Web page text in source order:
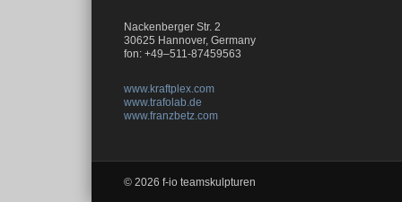
Nackenberger Str. 2
30625 Hannover, Germany
fon: +49–511-87459563
www.kraftplex.com
www.trafolab.de
www.franzbetz.com
© 2026 f-io teamskulpturen